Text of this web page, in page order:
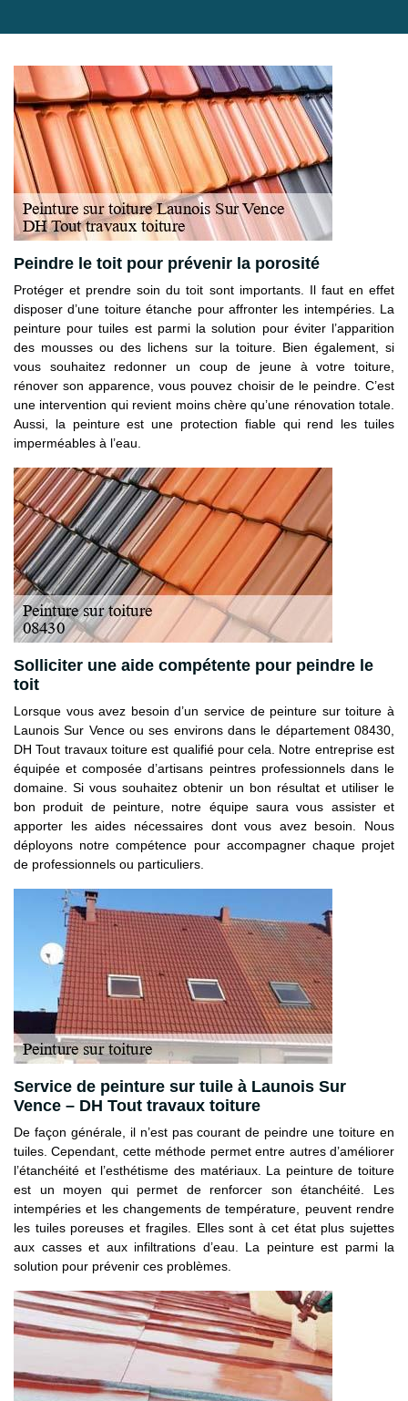
Peindre le toit pour prévenir la porosité
Protéger et prendre soin du toit sont importants. Il faut en effet
disposer d’une toiture étanche pour affronter les intempéries. La
peinture pour tuiles est parmi la solution pour éviter l’apparition
des mousses ou des lichens sur la toiture. Bien également, si
vous souhaitez redonner un coup de jeune à votre toiture,
rénover son apparence, vous pouvez choisir de le peindre. C’est
une intervention qui revient moins chère qu’une rénovation totale.
Aussi, la peinture est une protection fiable qui rend les tuiles
imperméables à l’eau.
Solliciter une aide compétente pour peindre le
toit
Lorsque vous avez besoin d’un service de peinture sur toiture à
Launois Sur Vence ou ses environs dans le département 08430,
DH Tout travaux toiture est qualifié pour cela. Notre entreprise est
équipée et composée d’artisans peintres professionnels dans le
domaine. Si vous souhaitez obtenir un bon résultat et utiliser le
bon produit de peinture, notre équipe saura vous assister et
apporter les aides nécessaires dont vous avez besoin. Nous
déployons notre compétence pour accompagner chaque projet
de professionnels ou particuliers.
Service de peinture sur tuile à Launois Sur
Vence – DH Tout travaux toiture
De façon générale, il n’est pas courant de peindre une toiture en
tuiles. Cependant, cette méthode permet entre autres d’améliorer
l’étanchéité et l’esthétisme des matériaux. La peinture de toiture
est un moyen qui permet de renforcer son étanchéité. Les
intempéries et les changements de température, peuvent rendre
les tuiles poreuses et fragiles. Elles sont à cet état plus sujettes
aux casses et aux infiltrations d’eau. La peinture est parmi la
solution pour prévenir ces problèmes.